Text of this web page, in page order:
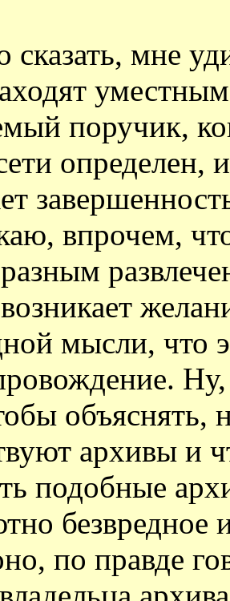
сказать, мне
поручик,
определен,
впрочем,
мысли, что
Ну,
объяснять,
архивы и
подобные
по правде